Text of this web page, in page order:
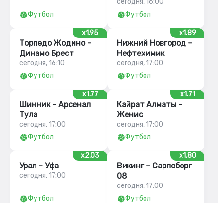
Футбол
сегодня, 16:00
Футбол
x1.95
Торпедо Жодино –
Динамо Брест
сегодня, 16:10
Футбол
x1.89
Нижний Новгород –
Нефтехимик
сегодня, 17:00
Футбол
x1.77
Шинник – Арсенал
Тула
сегодня, 17:00
Футбол
x1.71
Кайрат Алматы –
Женис
сегодня, 17:00
Футбол
x2.03
Урал – Уфа
сегодня, 17:00
Футбол
x1.80
Викинг – Сарпсборг
08
сегодня, 17:00
Футбол